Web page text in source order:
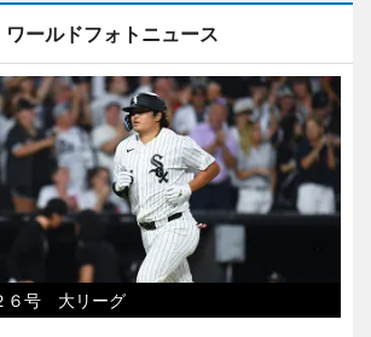
ワールドフォトニュース
６号 大リーグ